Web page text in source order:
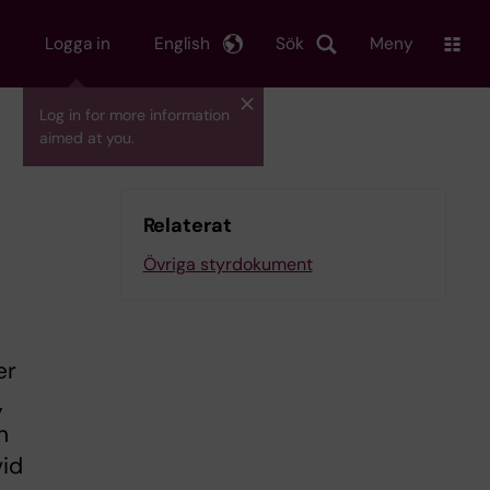
Logga in
Log in for more information
aimed at you.
Sök
English Meny
Relaterat
Övriga styrdokument